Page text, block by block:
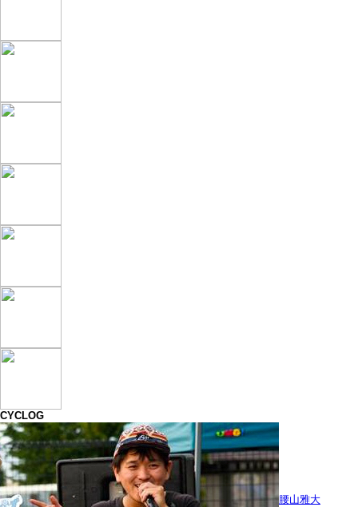
CYCLOG
腰山雅大